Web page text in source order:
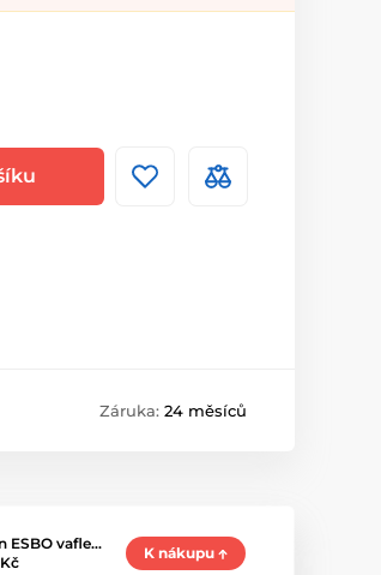
Záruka: 24 měsíců
ESBO vafle…
K nákupu